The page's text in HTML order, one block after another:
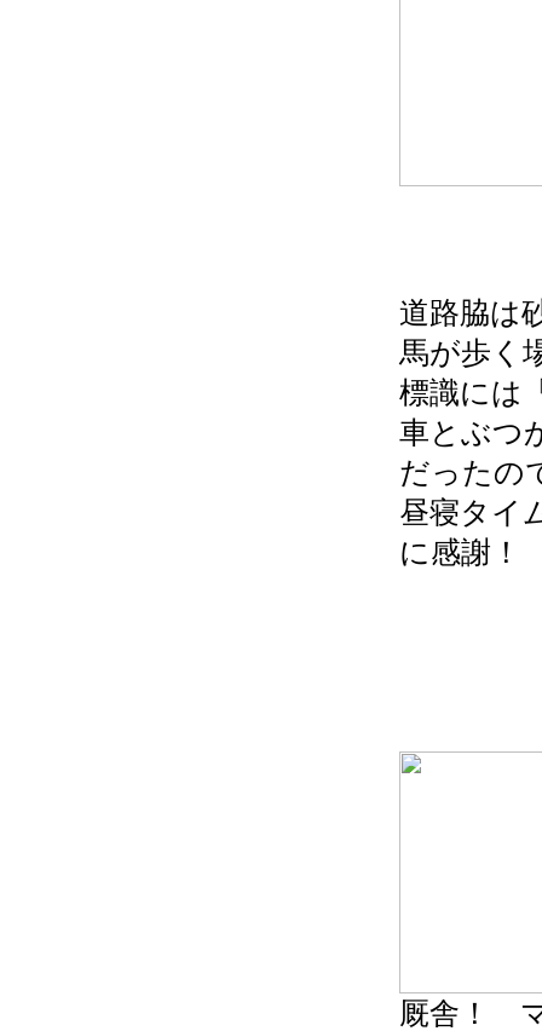
道路脇は
馬が歩く
標識には
車とぶつ
だったの
昼寝タイ
に感謝！
厩舎！